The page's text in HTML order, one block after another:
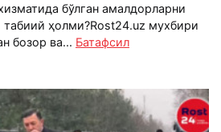
бўлган амалдорларни
табиий ҳолми?Rost24.uz мухбири
бозор ва... Батафсил